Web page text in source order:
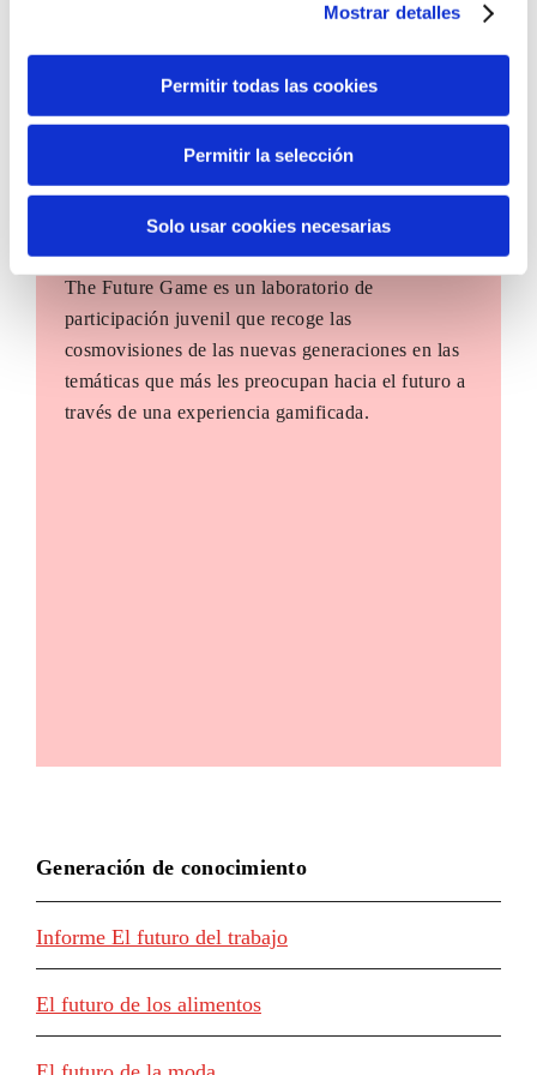
Mostrar detalles
Permitir todas las cookies
Permitir la selección
Solo usar cookies necesarias
The Future Game
The Future Game es un laboratorio de
participación juvenil que recoge las
cosmovisiones de las nuevas generaciones en las
temáticas que más les preocupan hacia el futuro a
través de una experiencia gamificada.
Generación de conocimiento
Informe El futuro del trabajo
El futuro de los alimentos